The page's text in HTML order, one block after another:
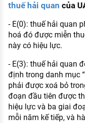
thuế hải quan của
- E(0): thuế hải quan
hoá đó được miễn
này có hiệu lực.
- E(3): thuế hải quan
định trong danh mục
phải được xoá bỏ
đoạn đầu tiên được
hiệu lực và ba giai
mỗi năm kế tiếp, và